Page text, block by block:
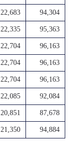
22,683 94,304
22,335 95,363
22,704 96,163
22,704 96,163
22,704 96,163
22,085 92,084
20,851 87,678
21,350 94,884